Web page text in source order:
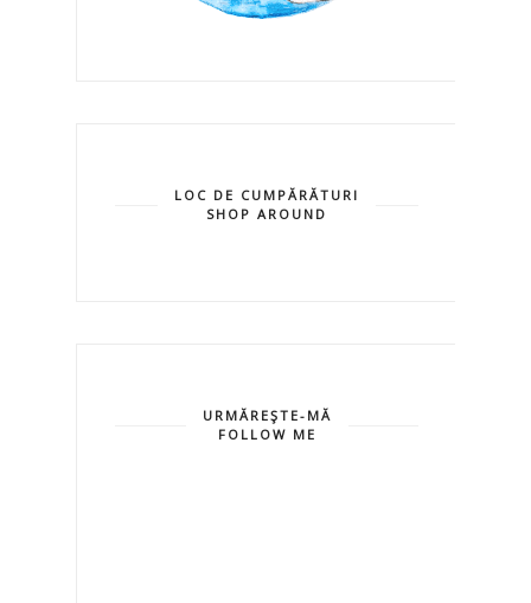
LOC DE CUMPĂRĂTURI
SHOP AROUND
URMĂREŞTE-MĂ
FOLLOW ME